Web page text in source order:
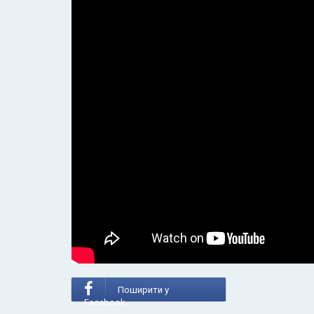
Поширити у
Facebook